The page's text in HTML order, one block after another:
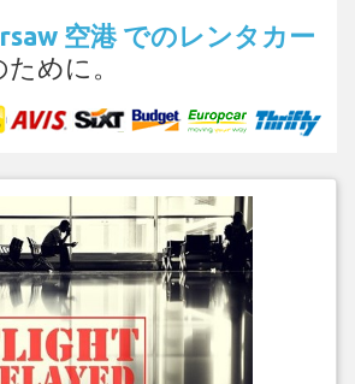
空港 でのレンタカー
めに。